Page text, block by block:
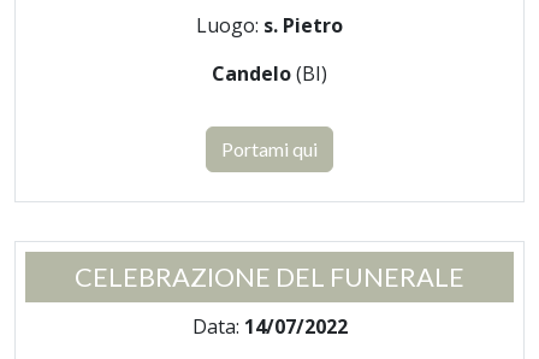
Luogo: s. Pietro
Candelo(BI)
Portami qui
CELEBRAZIONE DEL FUNERALE
Data: 14/07/2022